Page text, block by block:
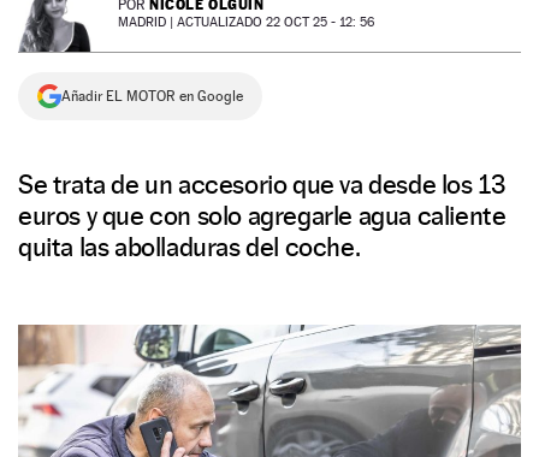
NEWSLETTER
SÍGUENOS
POR NICOLE OLGUÍN
MADRID | ACTUALIZADO 22 OCT 25 - 12: 56
Añadir EL MOTOR en Google
Se trata de un accesorio que va desde los 13
euros y que con solo agregarle agua caliente
quita las abolladuras del coche.